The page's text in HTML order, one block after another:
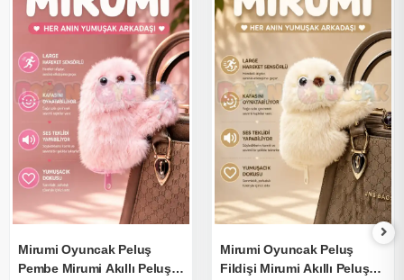
Mirumi Oyuncak Peluş
Pembe Mirumi Akıllı Peluş
Mirumi Oyuncak Peluş
Fildişi Mirumi Akıllı Peluş